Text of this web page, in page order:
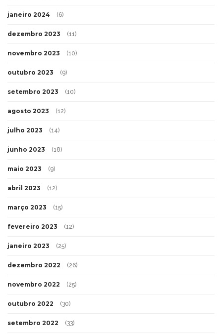
janeiro 2024 (6)
dezembro 2023 (11)
novembro 2023 (10)
outubro 2023 (9)
setembro 2023 (10)
agosto 2023 (12)
julho 2023 (14)
junho 2023 (18)
maio 2023 (9)
abril 2023 (12)
março 2023 (15)
fevereiro 2023 (12)
janeiro 2023 (25)
dezembro 2022 (26)
novembro 2022 (25)
outubro 2022 (30)
setembro 2022 (33)